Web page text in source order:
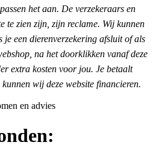
het aan. De verzekeraars en
te zien zijn, zijn reclame. Wij kunnen
je een dierenverzekering afsluit of als
na het doorklikken vanaf deze
extra kosten voor jou. Je betaalt
wij deze website financieren.